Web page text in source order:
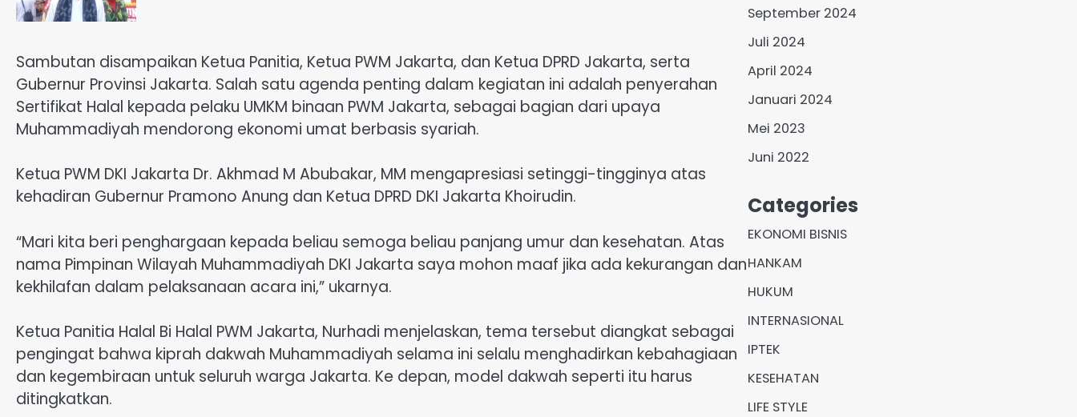
Sambutan disampaikan Ketua Panitia, Ketua PWM Jakarta, dan Ketua DPRD Jakarta, serta
Gubernur Provinsi Jakarta. Salah satu agenda penting dalam kegiatan ini adalah penyerahan
Sertifikat Halal kepada pelaku UMKM binaan PWM Jakarta, sebagai bagian dari upaya
Muhammadiyah mendorong ekonomi umat berbasis syariah.
Ketua PWM DKI Jakarta Dr. Akhmad M Abubakar, MM mengapresiasi setinggi-tingginya atas
kehadiran Gubernur Pramono Anung dan Ketua DPRD DKI Jakarta Khoirudin.
“Mari kita beri penghargaan kepada beliau semoga beliau panjang umur dan kesehatan. Atas
nama Pimpinan Wilayah Muhammadiyah DKI Jakarta saya mohon maaf jika ada kekurangan dan
kekhilafan dalam pelaksanaan acara ini,” ukarnya.
Ketua Panitia Halal Bi Halal PWM Jakarta, Nurhadi menjelaskan, tema tersebut diangkat sebagai
pengingat bahwa kiprah dakwah Muhammadiyah selama ini selalu menghadirkan kebahagiaan
dan kegembiraan untuk seluruh warga Jakarta. Ke depan, model dakwah seperti itu harus
ditingkatkan.
September 2024
Juli 2024
April 2024
Januari 2024
Mei 2023
Juni 2022
Categories
EKONOMI BISNIS
HANKAM
HUKUM
INTERNASIONAL
IPTEK
KESEHATAN
LIFE STYLE